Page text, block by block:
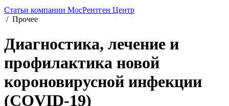
Статьи компании МосРентген Центр
/ Прочее
Диагностика, лечение и
профилактика новой
короновирусной инфекции
(COVID-19)